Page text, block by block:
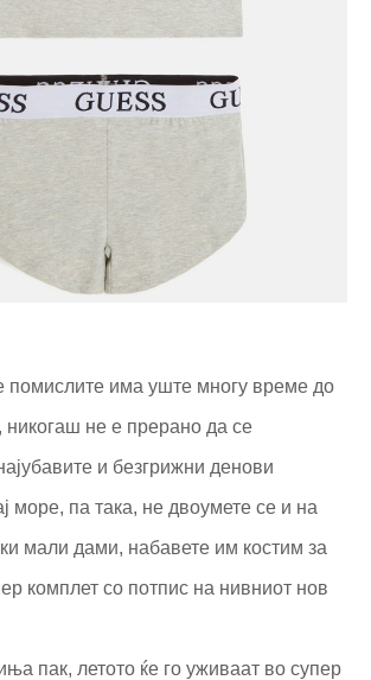
помислите има уште многу време до
никогаш не е прерано да се
и безгрижни денови
море, па така, не двоумете се и на
мали дами, набавете им костим за
комплет со потпис на нивниот нов
пак, летото ќе го уживаат во супер